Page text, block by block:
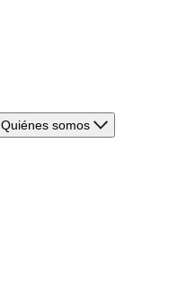
Quiénes somos